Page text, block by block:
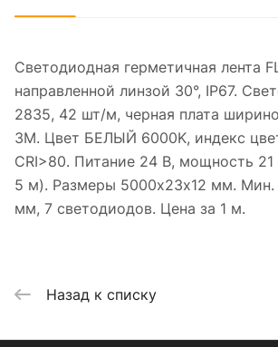
Светодиодная герметичная лента
направленной линзой 30°, IP67.
2835, 42 шт/м, черная плата
3М. Цвет БЕЛЫЙ 6000K, индекс
CRI>80. Питание 24 В, мощность
5 м). Размеры 5000х23x12 мм. Мин.
мм, 7 светодиодов. Цена за 1 м.
Назад к списку